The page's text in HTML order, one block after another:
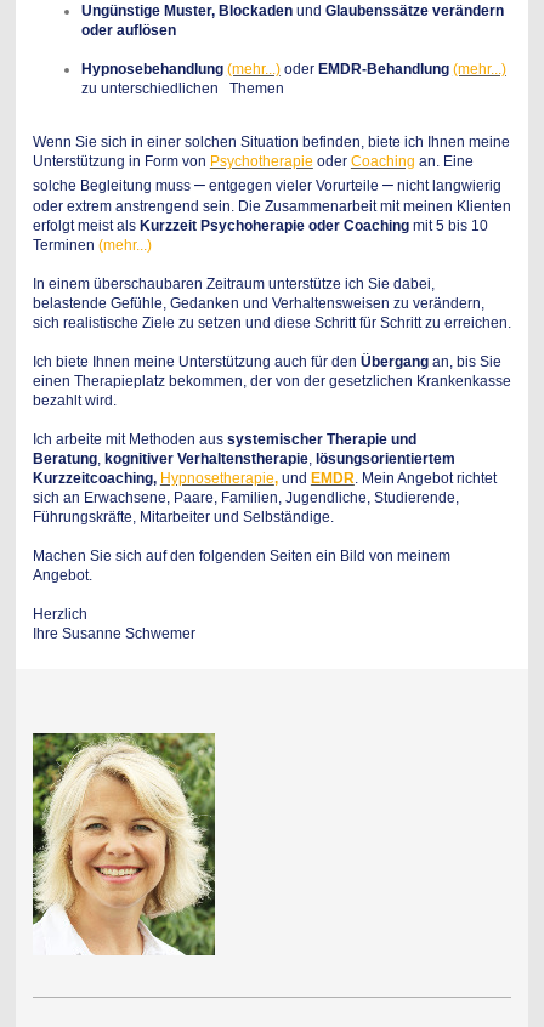
Ungünstige Muster, Blockadenund Glaubenssätze verändern
oder auflösen
Hypnosebehandlung (mehr...) oder EMDR-Behandlung (mehr...)
zu unterschiedlichen Themen
Wenn Sie sich in einer solchen Situation befinden, biete ich Ihnen meine
Unterstützung in Form von Psychotherapie oder Coaching an. Eine
solche Begleitung muss –entgegen vieler Vorurteile –nicht langwierig
oder extrem anstrengend sein. Die Zusammenarbeit mit meinen Klienten
erfolgt meist als Kurzzeit Psychoherapie oder Coachingmit 5 bis 10
Terminen (mehr...)
In einem überschaubaren Zeitraum unterstütze ich Sie dabei,
belastende Gefühle, Gedanken und Verhaltensweisen zu verändern,
sich realistische Ziele zu setzen und diese Schritt für Schritt zu erreichen.
Ich biete Ihnen meine Unterstützung auch für den Übergangan, bis Sie
einen Therapieplatz bekommen, der von der gesetzlichen Krankenkasse
bezahlt wird.
Ich arbeite mit Methoden aus systemischer Therapie und
Beratung, kognitiver Verhaltenstherapie, lösungsorientiertem
Kurzzeitcoaching, Hypnosetherapie, und EMDR . Mein Angebot richtet
sich an Erwachsene, Paare, Familien, Jugendliche, Studierende,
Führungskräfte, Mitarbeiter und Selbständige.
Machen Sie sich auf den folgenden Seiten ein Bild von meinem
Angebot.
Herzlich
Ihre Susanne Schwemer